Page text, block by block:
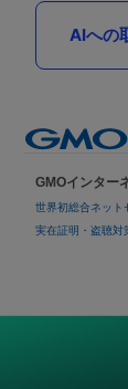
AIへの
GMOインター
世界初総合ネット
実在証明・盗聴対